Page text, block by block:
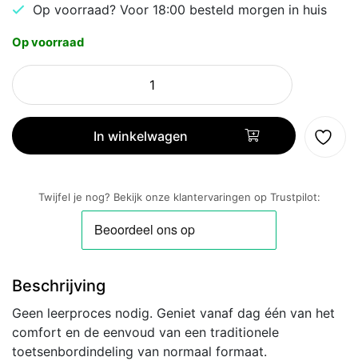
Op voorraad? Voor 18:00 besteld morgen in huis
Op voorraad
Logitech
MK235
Draadloze
Muis
In winkelwagen
Twijfel je nog? Bekijk onze klantervaringen op Trustpilot:
Beschrijving
Geen leerproces nodig. Geniet vanaf dag één van het
comfort en de eenvoud van een traditionele
toetsenbordindeling van normaal formaat.